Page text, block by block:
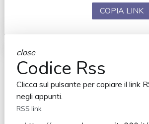
COPIA LINK
close
Codice Rss
Clicca sul pulsante per copiare il link
negli appunti.
RSS link